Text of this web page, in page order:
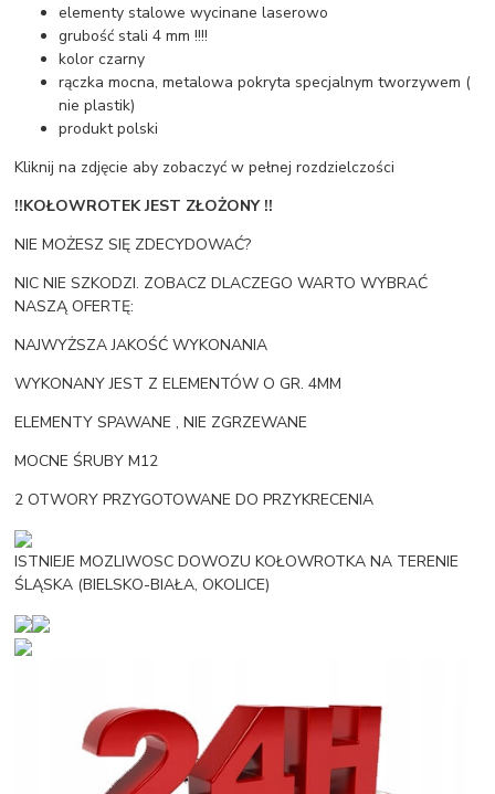
elementy stalowe wycinane laserowo
grubość stali 4 mm !!!!
kolor czarny
rączka mocna, metalowa pokryta specjalnym tworzywem (
nie plastik)
produkt polski
Kliknij na zdjęcie aby zobaczyć w pełnej rozdzielczości
!!KOŁOWROTEK JEST ZŁOŻONY !!
NIE MOŻESZ SIĘ ZDECYDOWAĆ?
NIC NIE SZKODZI. ZOBACZ DLACZEGO WARTO WYBRAĆ
NASZĄ OFERTĘ:
NAJWYŻSZA JAKOŚĆ WYKONANIA
WYKONANY JEST Z ELEMENTÓW O GR. 4MM
ELEMENTY SPAWANE , NIE ZGRZEWANE
MOCNE ŚRUBY M12
2 OTWORY PRZYGOTOWANE DO PRZYKRECENIA
ISTNIEJE MOZLIWOSC DOWOZU KOŁOWROTKA NA TERENIE
ŚLĄSKA (BIELSKO-BIAŁA, OKOLICE)